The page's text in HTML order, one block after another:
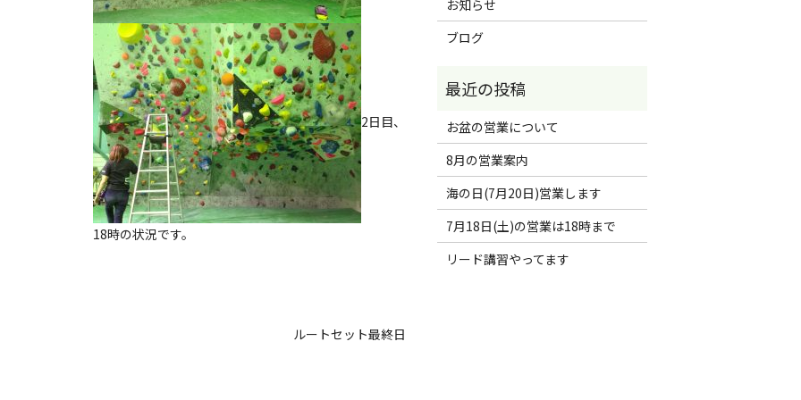
2日目、
18時の状況です。
ルートセット最終日
お知らせ
ブログ
お盆の営業について
8月の営業案内
海の日(7月20日)営業します
7月18日(土)の営業は18時まで
リード講習やってます